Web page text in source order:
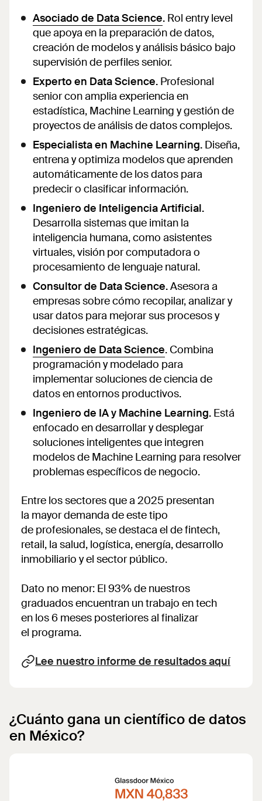
Asociado de Data Science. Rol entry level
que apoya en la preparación de datos,
creación de modelos y análisis básico bajo
supervisión de perfiles senior.
Experto en Data Science. Profesional
senior con amplia experiencia en
estadística, Machine Learning y gestión de
proyectos de análisis de datos complejos.
Especialista en Machine Learning. Diseña,
entrena y optimiza modelos que aprenden
automáticamente de los datos para
predecir o clasificar información.
Ingeniero de Inteligencia Artificial.
Desarrolla sistemas que imitan la
inteligencia humana, como asistentes
virtuales, visión por computadora o
procesamiento de lenguaje natural.
Consultor de Data Science.Asesora a
empresas sobre cómo recopilar, analizar y
usar datos para mejorar sus procesos y
decisiones estratégicas.
Ingeniero de Data Science. Combina
programación y modelado para
implementar soluciones de ciencia de
datos en entornos productivos.
Ingeniero de IA y Machine Learning. Está
enfocado en desarrollar y desplegar
soluciones inteligentes que integren
modelos de Machine Learning para resolver
problemas específicos de negocio.
Entre los sectores que a 2025 presentan
la mayor demanda de este tipo
de profesionales, se destaca el de fintech,
retail, la salud, logística, energía, desarrollo
inmobiliario y el sector público.
Dato no menor: El 93% de nuestros
graduados encuentran un trabajo en tech
en los 6 meses posteriores al finalizar
el programa.
Lee nuestro informe de resultados aquí
¿Cuánto gana un científico de datos
en México?